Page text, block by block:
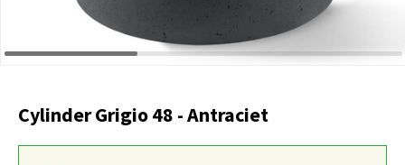
Cylinder Grigio 48 - Antraciet